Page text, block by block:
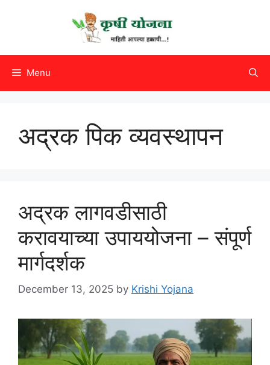
Menu
अद्रक पिक व्यवस्थापन
अद्रक लागवडीसाठी
करावयाच्या उपाययोजना – संपूर्ण
मार्गदर्शक
December 13, 2025 by Krishi Yojana